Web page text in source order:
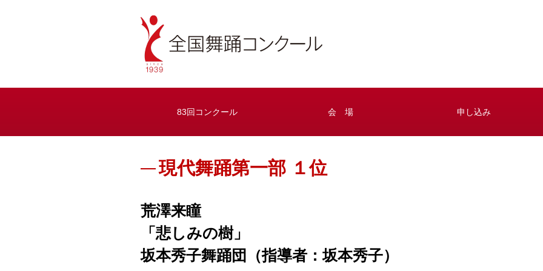
83回コンクール 会 場 申し込み
現代舞踊第一部 １位
荒澤来瞳
「悲しみの樹」
坂本秀子舞踊団（指導者：坂本秀子）